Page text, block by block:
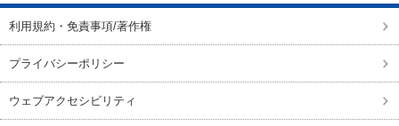
利用規約・免責事項/著作権
プライバシーポリシー
ウェブアクセシビリティ